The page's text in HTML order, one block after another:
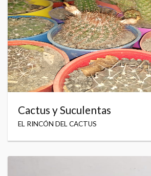
Cactus y Suculentas
EL RINCÓN DEL CACTUS